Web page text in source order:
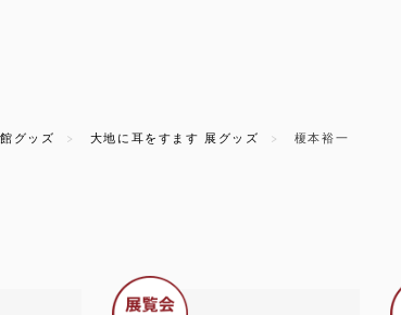
グッズ 大地に耳をすます 展グッズ 榎本裕一